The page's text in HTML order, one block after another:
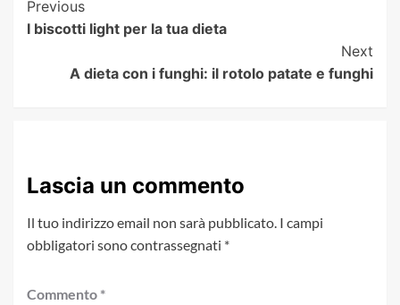
Post
Navigation
Previous
I biscotti light per la tua dieta
Next
A dieta con i funghi: il rotolo patate e funghi
Lascia un commento
Il tuo indirizzo email non sarà pubblicato. I campi
obbligatori sono contrassegnati *
Commento *